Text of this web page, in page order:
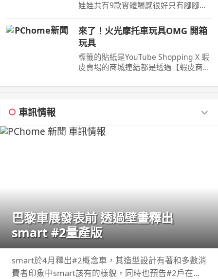
娃娃共有9款實體觸感很好只有腳腳沒
環掛在包包 ...
來了！火光摩托車玩具OMG 開箱
玩具
標籤的貼紙是YouTube Shopping X 蝦
皮賣場的商城連結都是透過【蝦皮商
家不一定都是我購買 ...
車訊情報
巴黎車展發表前 透過壁畫釋出
smart #2量產版
smart於4月釋出#2概念車，其造型設計有著和多數消
費者印象中smart該有的樣貌，同時也預告#2戶在巴